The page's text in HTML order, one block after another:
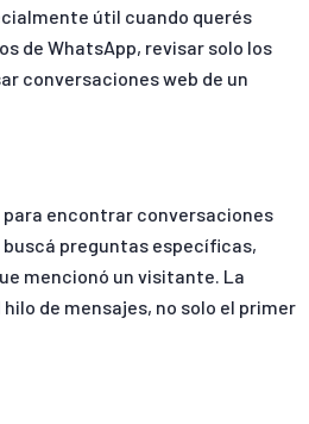
útil cuando querés
de WhatsApp, revisar solo los
conversaciones web de un
para encontrar conversaciones
preguntas específicas,
mencionó un visitante. La
de mensajes, no solo el primer